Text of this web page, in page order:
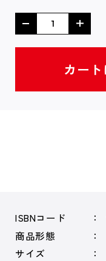
ISBNコード
商品形態
サイズ